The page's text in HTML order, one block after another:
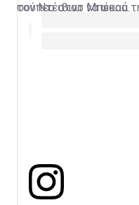
τον Ντέιβιντ Μπέκαμ.
σούπερ σταρ να φορά